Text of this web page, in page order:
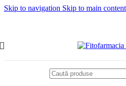
Skip to navigation Skip to main content